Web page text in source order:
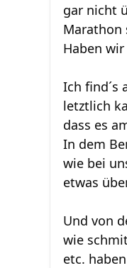
gar nicht
Marathon
Haben
Ich find´s
letztlich
dass es
In dem
wie bei
etwas
Und von
wie
etc.